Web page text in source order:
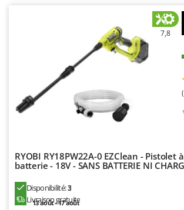
Worx
Y
Zephir
ZGrills
Zodiac
7,8
RYOBI RY18PW22A-0 EZClean - Pistolet
batterie - 18V - SANS BATTERIE NI
Disponibilité:3
Livraison gratuite
13 août - 17 août